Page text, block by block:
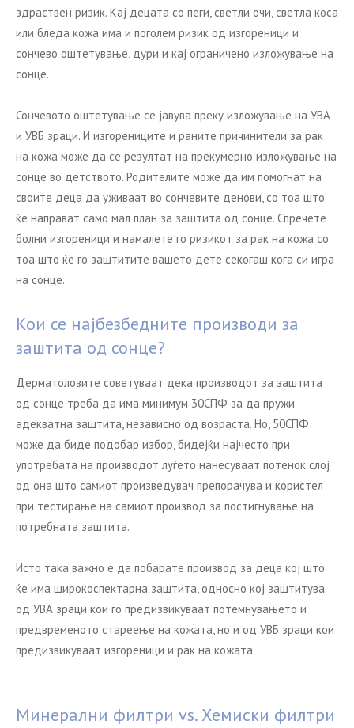
здраствен ризик. Кај децата со пеги, светли очи, светла коса
или бледа кожа има и поголем ризик од изгореници и
сончево оштетување, дури и кај ограничено изложување на
сонце.
Сончевото оштетување се јавува преку изложување на УВА
и УВБ зраци. И изгорениците и раните причинители за рак
на кожа може да се резултат на прекумерно изложување на
сонце во детството. Родителите може да им помогнат на
своите деца да уживаат во сончевите денови, со тоа што
ќе направат само мал план за заштита од сонце. Спречете
болни изгореници и намалете го ризикот за рак на кожа со
тоа што ќе го заштитите вашето дете секогаш кога си игра
на сонце.
Кои се најбезбедните производи за
заштита од сонце?
Дерматолозите советуваат дека производот за заштита
од сонце треба да има минимум 30СПФ за да пружи
адекватна заштита, независно од возраста. Но, 50СПФ
може да биде подобар избор, бидејќи најчесто при
употребата на производот луѓето нанесуваат потенок слој
од она што самиот произведувач препорачува и користел
при тестирање на самиот производ за постигнување на
потребната заштита.
Исто така важно е да побарате производ за деца кој што
ќе има широкоспектарна заштита, односно кој заштитува
од УВА зраци кои го предизвикуваат потемнувањето и
предвременото стареење на кожата, но и од УВБ зраци кои
предизвикуваат изгореници и рак на кожата.
Минерални филтри vs. Хемиски филтри